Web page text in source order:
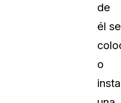
de
él se
o